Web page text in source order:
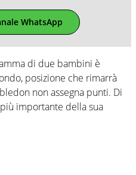
WhatsApp
di due bambini è
posizione che rimarrà
non assegna punti. Di
importante della sua